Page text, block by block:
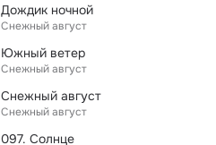
Дождик ночной
Снежный август
Южный ветер
Снежный август
Снежный август
Снежный август
097. Солнце